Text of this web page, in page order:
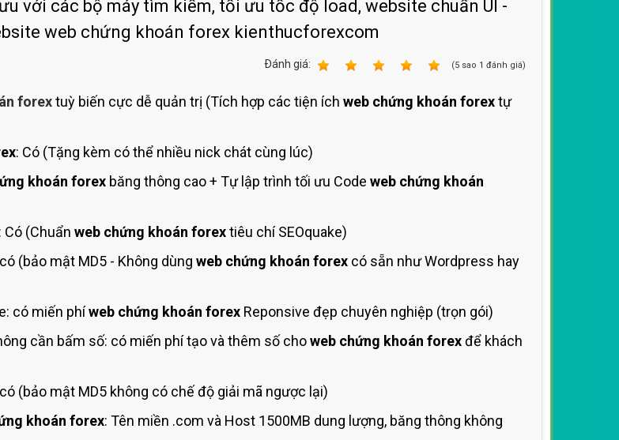
cáo Facebook
Website
với các bộ máy tìm kiếm, tối ưu tốc độ load, website chuẩn UI -
web chứng khoán forex kienthucforexcom
Ðánh giá: (5 sao 1 đánh giá)
forextuỳ biến cực dễ quản trị (Tích hợp các tiện ích web chứng khoán forextự
: Có (Tặng kèm có thể nhiều nick chát cùng lúc)
khoán forex băng thông cao + Tự lập trình tối ưu Code web chứng khoán
Có (Chuẩn web chứng khoán forextiêu chí SEOquake)
(bảo mật MD5 - Không dùng web chứng khoán forex có sẵn như Wordpress hay
có miến phíweb chứng khoán forex Reponsive đẹp chuyên nghiệp (trọn gói)
cần bấm số: có miến phí tạo và thêm số choweb chứng khoán forexđể khách
(bảo mật MD5 không có chế độ giải mã ngược lại)
khoán forex: Tên miền .com và Host 1500MB dung lượng, băng thông không